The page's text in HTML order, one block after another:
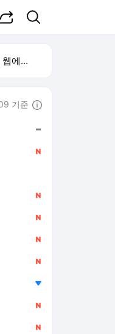
보기
기준